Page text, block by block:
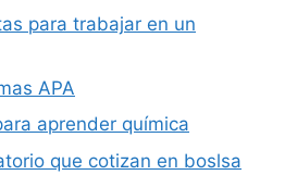
para trabajar en un
APA
aprender química
que cotizan en boslsa